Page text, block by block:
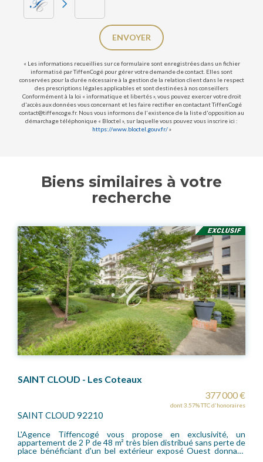
ENVOYER
« Les informations recueillies sur ce formulaire sont enregistrées dans un fichier
informatisé par TiffenCogé pour gérer votre demande de contact. Elles sont
conservées pour la durée nécessaire à la gestion de la relation client dans le respect
des prescriptions légales applicables et sont destinées à nos conseillers
Conformément à la loi « informatique et libertés », vous pouvez exercer votre droit
d'accès aux données vous concernant et les faire rectifier en contactant TiffenCogé
contact@tiffencoge.fr. Nous vous informons de l'existence de la liste d'opposition au
démarchage téléphonique « Bloctel », sur laquelle vous pouvez vous inscrire ici :
https://www.bloctel.gouv.fr/»
Biens similaires à votre
recherche
exclusivité, un
sans perte de
Ouest donnant
SAINT CLOUD - Val d'Or
SAINT CLOUD 92210
L'agence Tiffencogé vous propose un
pièces très bien distribué sans aucune
parfait état ! Au coeur d'une résidence